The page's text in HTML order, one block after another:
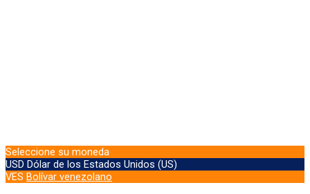
Seleccione su moneda
USD Dólar de los Estados Unidos (US)
VES Bolívar venezolano